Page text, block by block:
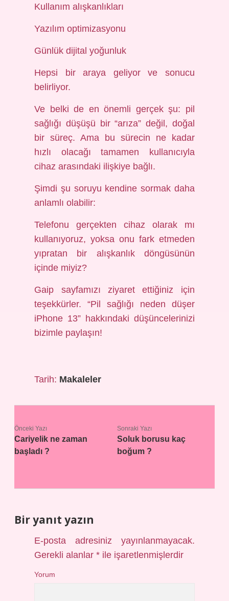
Kullanım alışkanlıkları
Yazılım optimizasyonu
Günlük dijital yoğunluk
Hepsi bir araya geliyor ve sonucu
belirliyor.
Ve belki de en önemli gerçek şu: pil
sağlığı düşüşü bir “arıza” değil, doğal
bir süreç. Ama bu sürecin ne kadar
hızlı olacağı tamamen kullanıcıyla
cihaz arasındaki ilişkiye bağlı.
Şimdi şu soruyu kendine sormak daha
anlamlı olabilir:
Telefonu gerçekten cihaz olarak mı
kullanıyoruz, yoksa onu fark etmeden
yıpratan bir alışkanlık döngüsünün
içinde miyiz?
Gaip sayfamızı ziyaret ettiğiniz için
teşekkürler. “Pil sağlığı neden düşer
iPhone 13” hakkındaki düşüncelerinizi
bizimle paylaşın!
Tarih: Makaleler
Önceki Yazı
Cariyelik ne zaman
başladı ?
Sonraki Yazı
Soluk borusu kaç
boğum ?
Bir yanıt yazın
E-posta adresiniz yayınlanmayacak.
Gerekli alanlar* ile işaretlenmişlerdir
Yorum